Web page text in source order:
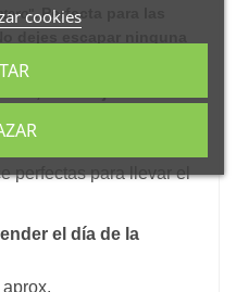
".Perfecta para las
perfectas para llevar el
el día de la
cookies